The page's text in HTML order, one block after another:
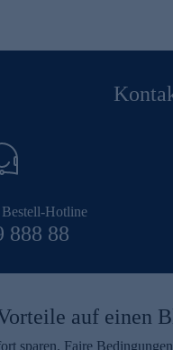
Hotline
888 88
auf einen
sparen. Faire